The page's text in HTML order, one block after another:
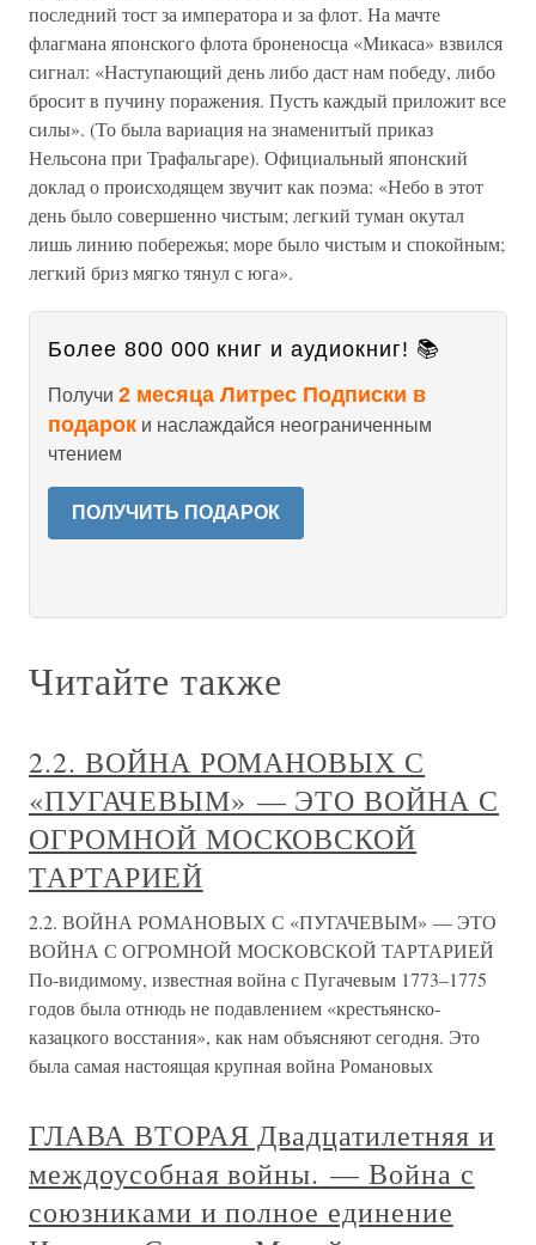
последний тост за императора и за флот. На мачте
флагмана японского флота броненосца «Микаса» взвился
сигнал: «Наступающий день либо даст нам победу, либо
бросит в пучину поражения. Пусть каждый приложит все
силы». (То была вариация на знаменитый приказ
Нельсона при Трафальгаре). Официальный японский
доклад о происходящем звучит как поэма: «Небо в этот
день было совершенно чистым; легкий туман окутал
лишь линию побережья; море было чистым и спокойным;
легкий бриз мягко тянул с юга».
Более 800 000 книг и аудиокниг! 📚
Получи 2 месяца Литрес Подписки в
подарок и наслаждайся неограниченным
чтением
ПОЛУЧИТЬ ПОДАРОК
Читайте также
2.2. ВОЙНА РОМАНОВЫХ С
«ПУГАЧЕВЫМ» — ЭТО ВОЙНА С
ОГРОМНОЙ МОСКОВСКОЙ
ТАРТАРИЕЙ
2.2. ВОЙНА РОМАНОВЫХ С «ПУГАЧЕВЫМ» — ЭТО
ВОЙНА С ОГРОМНОЙ МОСКОВСКОЙ ТАРТАРИЕЙ
По-видимому, известная война с Пугачевым 1773–1775
годов была отнюдь не подавлением «крестьянско-
казацкого восстания», как нам объясняют сегодня. Это
была самая настоящая крупная война Романовых
ГЛАВА ВТОРАЯ Двадцатилетняя и
междоусобная войны. — Война с
союзниками и полное единение